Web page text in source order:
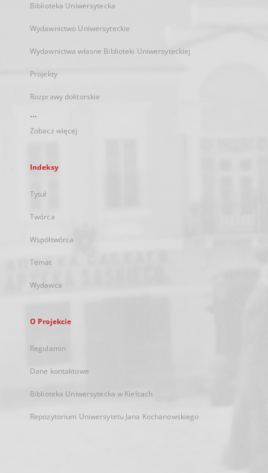
Biblioteka Uniwersytecka
Wydawnictwo Uniwersyteckie
Wydawnictwa własne Biblioteki Uniwersyteckiej
Projekty
Rozprawy doktorskie
...
Zobacz więcej
Indeksy
Tytuł
Twórca
Współtwórca
Temat
Wydawca
O Projekcie
Regulamin
Dane kontaktowe
Biblioteka Uniwersytecka w Kielcach
Repozytorium Uniwersytetu Jana Kochanowskiego